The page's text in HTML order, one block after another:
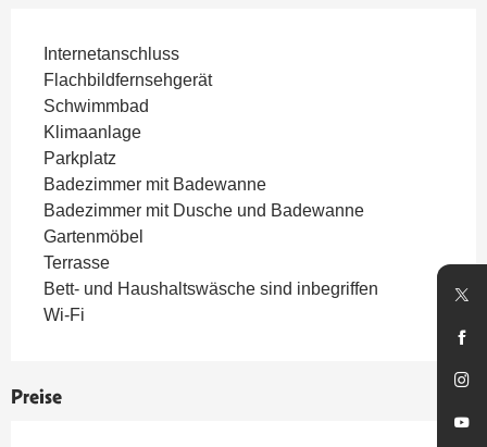
Internetanschluss
Flachbildfernsehgerät
Schwimmbad
Klimaanlage
Parkplatz
Badezimmer mit Badewanne
Badezimmer mit Dusche und Badewanne
Gartenmöbel
Terrasse
Bett- und Haushaltswäsche sind inbegriffen
Wi-Fi
Preise